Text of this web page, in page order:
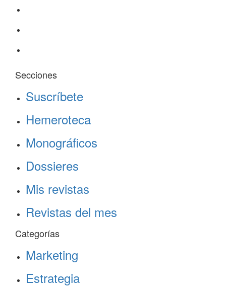
Secciones
Suscríbete
Hemeroteca
Monográficos
Dossieres
Mis revistas
Revistas del mes
Categorías
Marketing
Estrategia